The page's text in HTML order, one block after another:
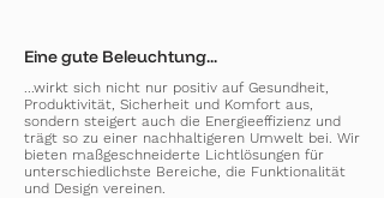
Eine gute Beleuchtung...
...wirkt sich nicht nur positiv auf Gesundheit,
Produktivität, Sicherheit und Komfort aus,
sondern steigert auch die Energieeffizienz und
trägt so zu einer nachhaltigeren Umwelt bei. Wir
bieten maßgeschneiderte Lichtlösungen für
unterschiedlichste Bereiche, die Funktionalität
und Design vereinen.